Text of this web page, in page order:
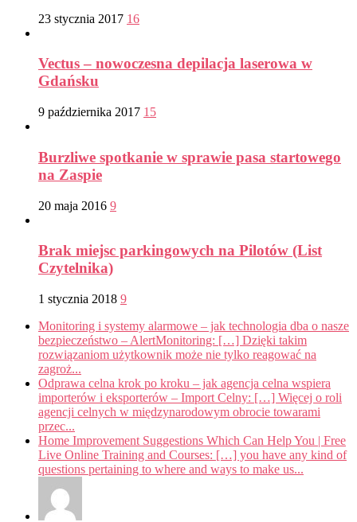
23 stycznia 2017 16
Vectus – nowoczesna depilacja laserowa w
Gdańsku
9 października 2017 15
Burzliwe spotkanie w sprawie pasa startowego
na Zaspie
20 maja 2016 9
Brak miejsc parkingowych na Pilotów (List
Czytelnika)
1 stycznia 2018 9
Monitoring i systemy alarmowe – jak technologia dba o nasze
bezpieczeństwo – AlertMonitoring: […] Dzięki takim
rozwiązaniom użytkownik może nie tylko reagować na
zagroż...
Odprawa celna krok po kroku – jak agencja celna wspiera
importerów i eksporterów – Import Celny: […] Więcej o roli
agencji celnych w międzynarodowym obrocie towarami
przec...
Home Improvement Suggestions Which Can Help You | Free
Live Online Training and Courses: […] you have any kind of
questions pertaining to where and ways to make us...